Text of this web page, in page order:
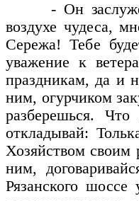
- Он
воздухе чудеса,
Сережа! Тебе
уважение к
праздникам, да и
ним, огурчиком
разберешься.
откладывай:
Хозяйством своим
ним,
Рязанского